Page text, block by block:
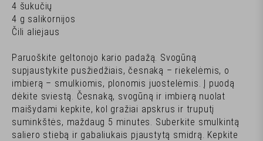
4 šukučių
4 g salikornijos
Čili aliejaus
Paruoškite geltonojo kario padažą. Svogūną
supjaustykite pusžiedžiais, česnaką – riekelėmis, o
imbierą – smulkiomis, plonomis juostelėmis. Į puodą
dėkite sviestą. Česnaką, svogūną ir imbierą nuolat
maišydami kepkite, kol gražiai apskrus ir truputį
suminkštės, maždaug 5 minutes. Suberkite smulkintą
saliero stiebą ir gabaliukais pjaustytą smidrą. Kepkite